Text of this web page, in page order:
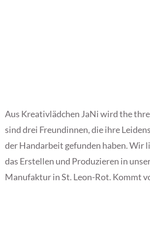
Aus Kreativlädchen JaNi wird the
sind drei Freundinnen, die ihre
der Handarbeit gefunden haben. Wir
das Erstellen und Produzieren in
Manufaktur in St. Leon-Rot. Kommt